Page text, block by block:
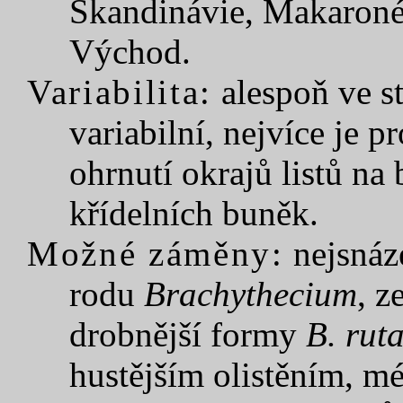
Skandinávie,
Východ.
Variabilita: alespoň ve
variabilní, nejvíce je
ohrnutí okrajů listů na
křídelních buněk.
Možné záměny:
rodu Brachythecium,
drobnější formy B.
hustějším olistěním,